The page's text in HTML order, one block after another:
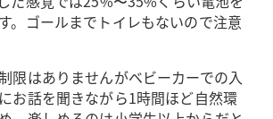
。ゴールまでトイレもないので注意
限はありませんがベビーカーでの入
お話を聞きながら1時間ほど自然環